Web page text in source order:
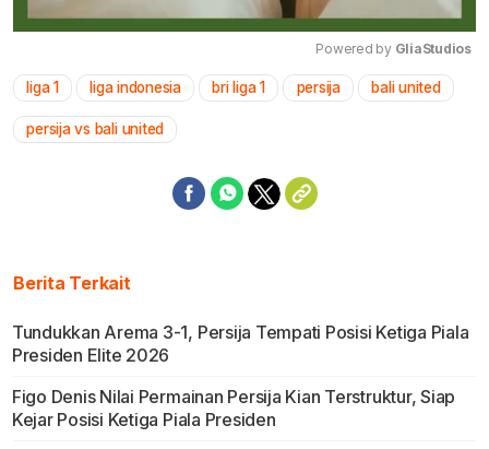
Mute
Powered by GliaStudios
liga 1 liga indonesia bri liga 1 persija bali united
persija vs bali united
Berita Terkait
Tundukkan Arema 3-1, Persija Tempati Posisi Ketiga Piala
Presiden Elite 2026
Figo Denis Nilai Permainan Persija Kian Terstruktur, Siap
Kejar Posisi Ketiga Piala Presiden